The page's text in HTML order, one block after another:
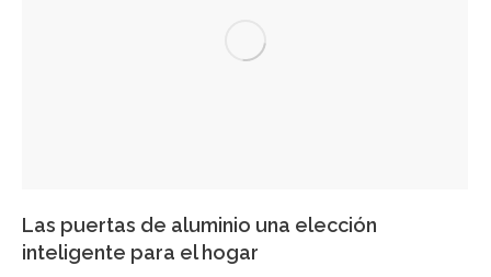
Las puertas de aluminio una elección
inteligente para el hogar